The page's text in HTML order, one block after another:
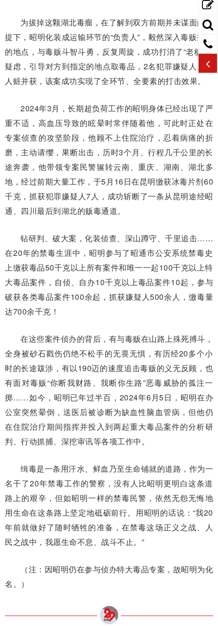
为拔掉这颗湖北毒瘤，在了解到双方前期并未谋面的前
提下，昭明化装成运输环节的“负责人”，毅然深入毒贩指定
的地点，与毒贩斗智斗勇，反复周旋，成功打消了“老板”的
疑虑，引导对方到指定的地点取毒品，2名犯罪嫌疑人当场
人赃并获，该案成功实现了全环节、全要素的打击效果。
2024年3月，长期超负荷工作的昭明身体已经出现了严
重不适，高血压导致的眩晕时常伴随着他，可此时正处在
专案侦查的攻坚阶段，他顾不上住院治疗，忍着病痛的折
磨，主动请缨，果断出击，历时3个月、行程几千公里的长
途奔袭，他带领专案民警辗转云南、重庆、湖南、湖北多
地，经过前期大量工作，于5月16日在昆明缴获冰毒片剂60
千克，抓获犯罪嫌疑人7人，成功斩断了一条从昆明途经昭
通、四川最后到湖北的贩毒通道。
钻研判、破大案，化装侦查、深山蹲守、千里追击……
在20年的禁毒生涯中，昭明参与了昭通市公安系统禁毒史
上缴获毒品50千克以上所有案件和唯一一起100千克以上特
大毒品案件，自侦、自办10千克以上毒品案件10起，参与
破获各类毒品案件100余起，抓获嫌疑人500余人，缴毒量
达700余千克！
在这些案件侦办的背后，有与毒贩在山路上殊死搏斗，
全身被砂石戳伤仍绝不松手的无畏无惧，有历经20多个小
时的长途跋涉，有以190迈的速度追击毒贩的义无反顾，也
有面对毒贩“你断我财路、我断你生路”恶毒威胁的孤注一
掷……如今，昭明已年过半百，2024年6月5日，昭明在办
公室突然晕倒，送医后被诊断为缺血性脑血管病，但他仍
在住院治疗期间指挥并投入到两起重大毒品案件的分析研
判、行动抓捕、深挖审讯等各项工作中。
缉毒是一条用汗水、鲜血乃至生命铺就的道路，作为一
名干了20年禁毒工作的警察，没有人比昭明更明白这条道
路上的艰辛，但如昭明一样的禁毒民警，依然无怨无悔地
用生命在这条路上坚定地砥砺前行。用昭明的话说：“我20
年前就做好了随时牺牲的准备，在禁毒这场正义之战、人
民之战中，我愿生命不息、战斗不止。”
（注：因昭明仍在参与侦办特大毒品专案，故昭明为化
名。）